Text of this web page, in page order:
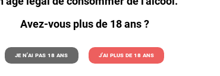
Avez-vous plus de 18 ans ?
Je n'ai pas 18 ans J'ai plus de 18 ans